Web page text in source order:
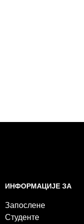
ИНФОРМАЦИЈЕ ЗА
Запослене
Студенте